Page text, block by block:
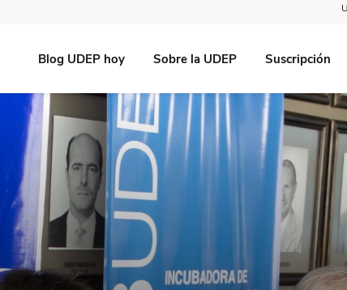
Blog UDEP hoy Sobre la UDEP Suscripción